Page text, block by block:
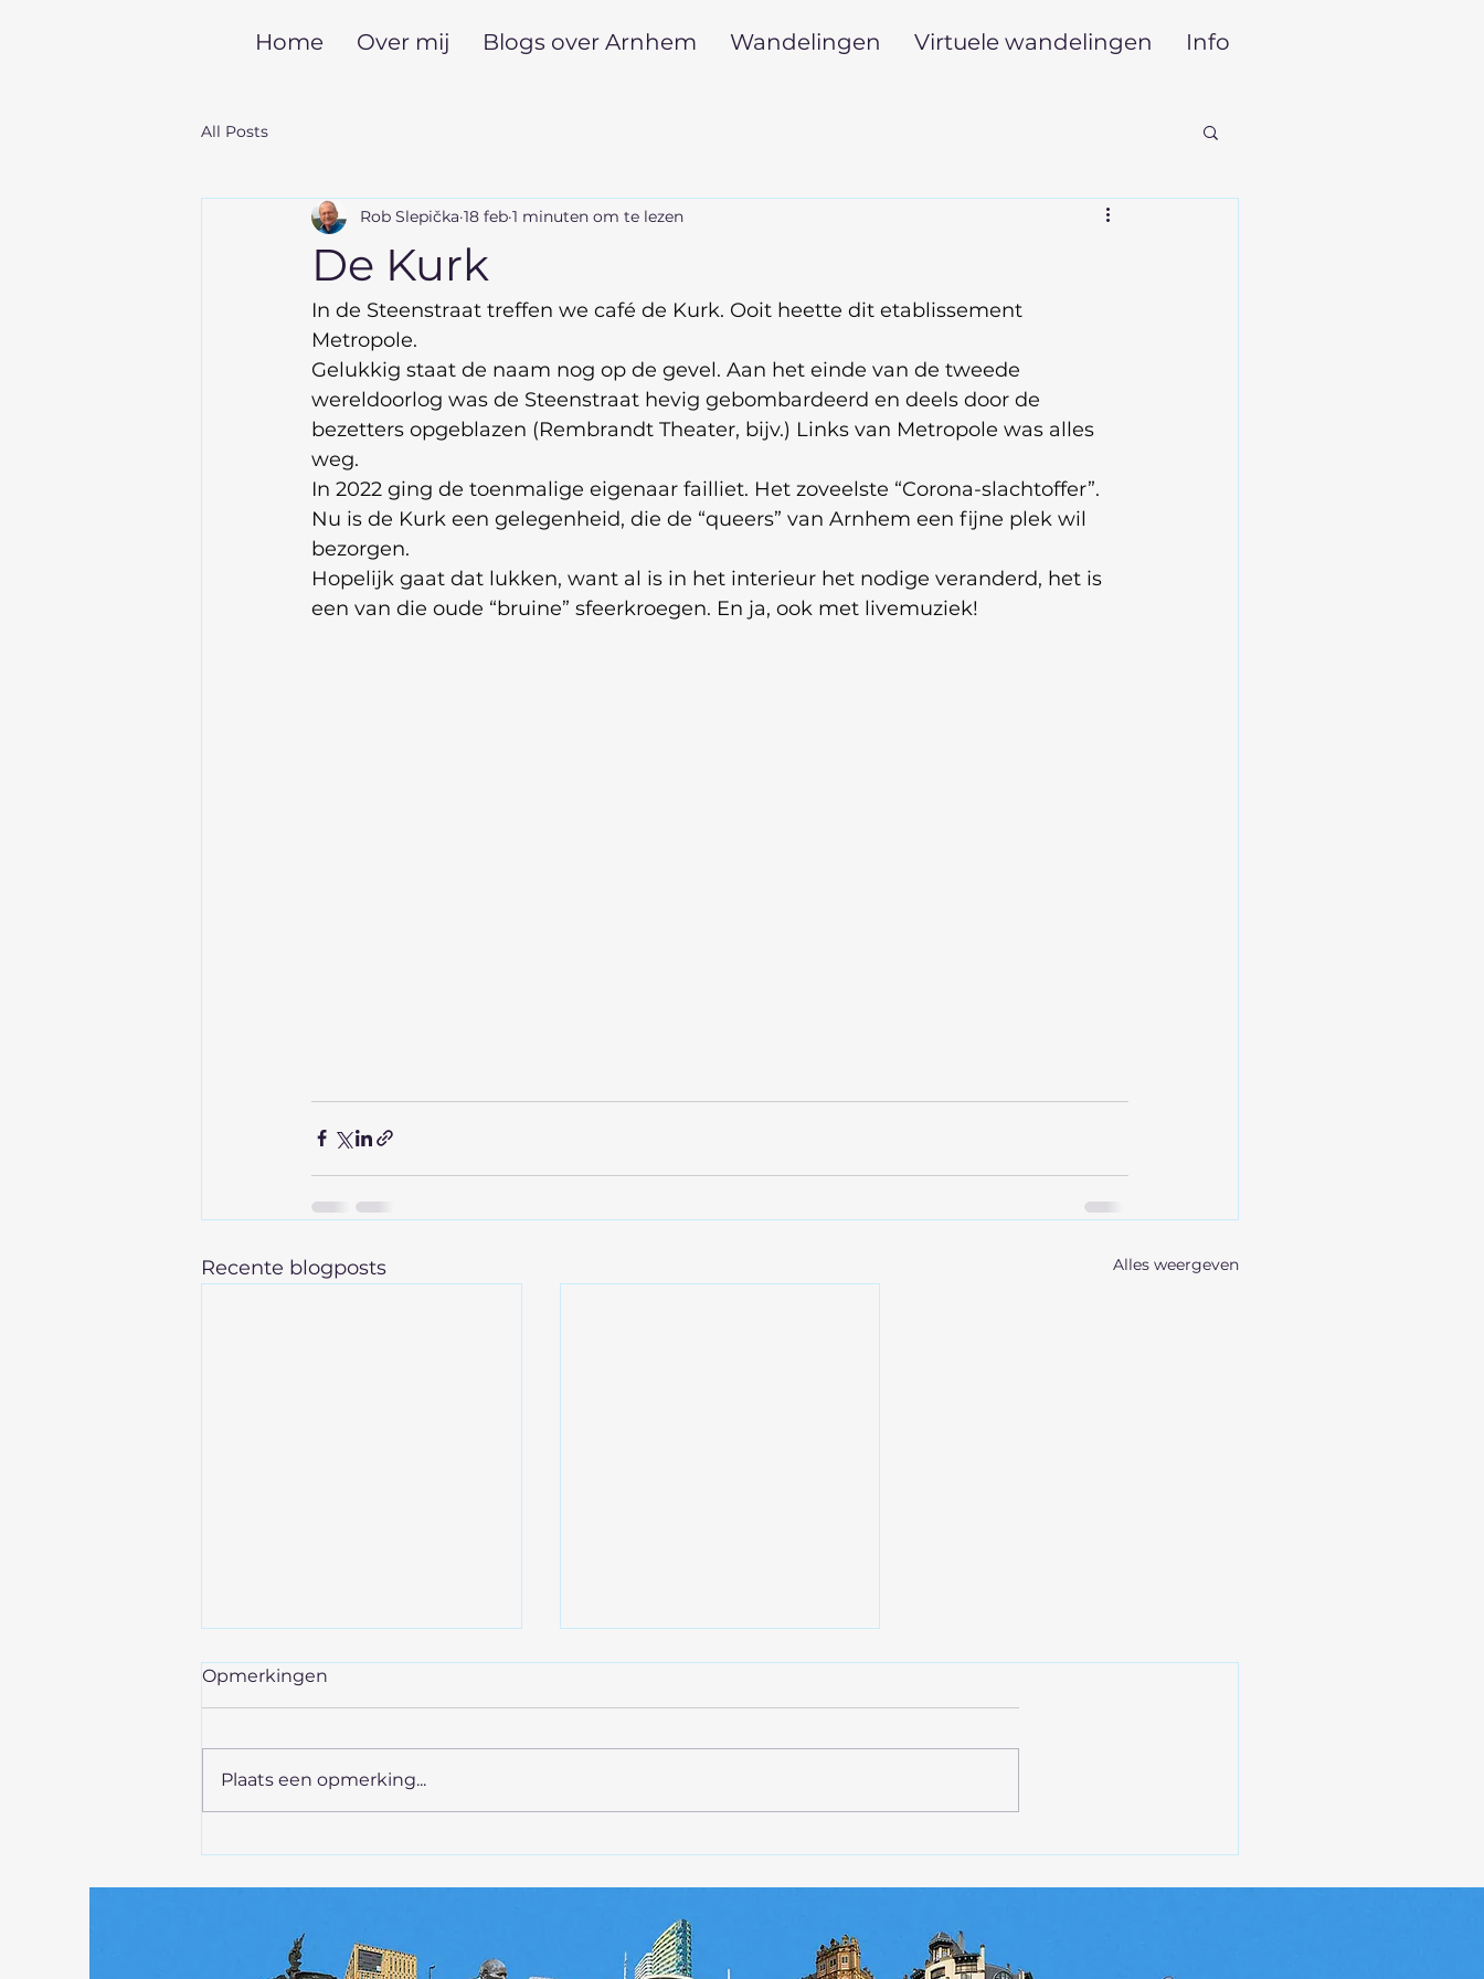
Home Over mij Blogs over Arnhem Wandelingen Virtuele wandelingen Info
All Posts
De Kurk
Rob Slepička 18 feb 1 minuten om te lezen
In de Steenstraat treffen we café de Kurk. Ooit heette dit etablissement
Metropole.
Gelukkig staat de naam nog op de gevel. Aan het einde van de tweede
wereldoorlog was de Steenstraat hevig gebombardeerd en deels door de
bezetters opgeblazen (Rembrandt Theater, bijv.) Links van Metropole was alles
weg.
In 2022 ging de toenmalige eigenaar failliet. Het zoveelste “Corona-slachtoffer”.
Nu is de Kurk een gelegenheid, die de “queers” van Arnhem een fijne plek wil
bezorgen.
Hopelijk gaat dat lukken, want al is in het interieur het nodige veranderd, het is
een van die oude “bruine” sfeerkroegen. En ja, ook met livemuziek!
Recente blogposts Alles weergeven
CAFE DE WACHT
ORANJE KOFFIEHUIS
Opmerkingen
Plaats een opmerking...